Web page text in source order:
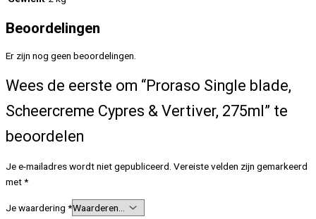
Beoordelingen
Er zijn nog geen beoordelingen.
Wees de eerste om “Proraso Single blade,
Scheercreme Cypres & Vertiver, 275ml” te
beoordelen
Je e-mailadres wordt niet gepubliceerd. Vereiste velden zijn gemarkeerd
met*
Je waardering *